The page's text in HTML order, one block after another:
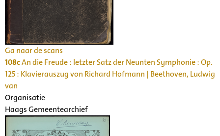
Ga naar de scans
108cAn die Freude : letzter Satz der Neunten Symphonie : Op.
125 : Klavierauszug von Richard Hofmann | Beethoven, Ludwig
van
Organisatie
Haags Gemeentearchief